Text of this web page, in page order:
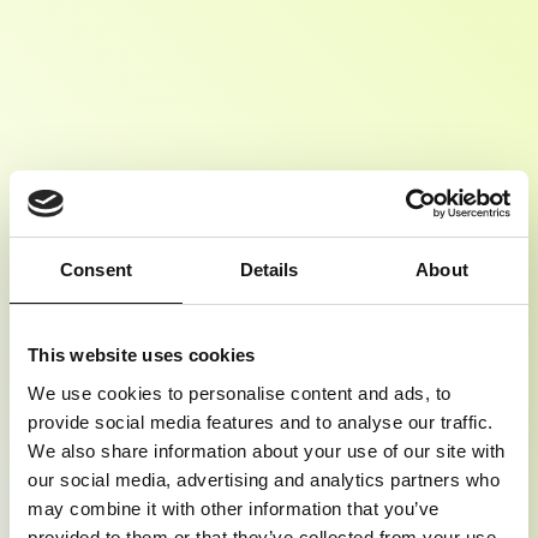
Consent Details About
This website uses cookies
We use cookies to personalise content and ads, to
provide social media features and to analyse our traffic.
We also share information about your use of our site with
our social media, advertising and analytics partners who
may combine it with other information that you’ve
JOUW STAPPENPLAN
BINNEN IT.
Waarom het zelf uitzoeken als wij met onze ervaring jouw gratis
advies kunnen geven? Kom naar onze gratis webinar en maak
samen met ons een concreet stappenplan voor jouw carrière
binnen IT.
Welke technische kennis heb je nodig?